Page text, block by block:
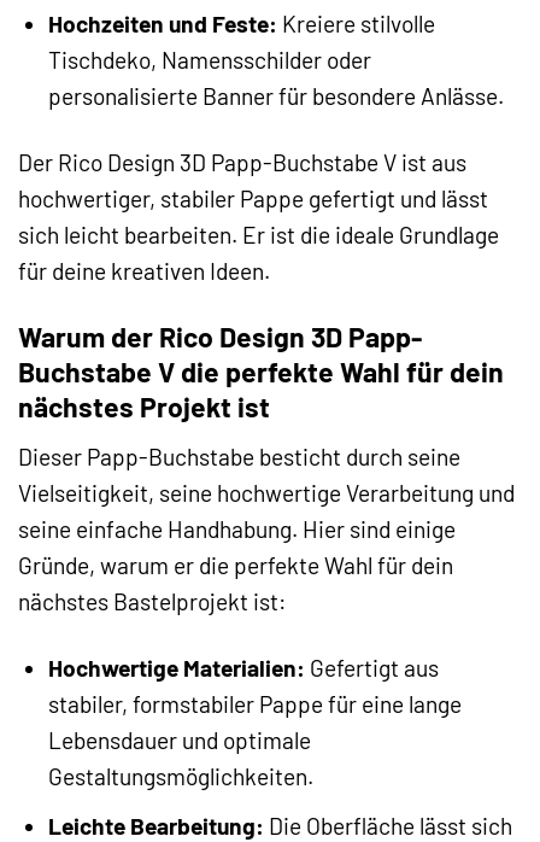
Hochzeiten und Feste: Kreiere stilvolle
Tischdeko, Namensschilder oder
personalisierte Banner für besondere Anlässe.
Der Rico Design 3D Papp-Buchstabe V ist aus
hochwertiger, stabiler Pappe gefertigt und lässt
sich leicht bearbeiten. Er ist die ideale Grundlage
für deine kreativen Ideen.
Warum der Rico Design 3D Papp-
Buchstabe V die perfekte Wahl für dein
nächstes Projekt ist
Dieser Papp-Buchstabe besticht durch seine
Vielseitigkeit, seine hochwertige Verarbeitung und
seine einfache Handhabung. Hier sind einige
Gründe, warum er die perfekte Wahl für dein
nächstes Bastelprojekt ist:
Hochwertige Materialien: Gefertigt aus
stabiler, formstabiler Pappe für eine lange
Lebensdauer und optimale
Gestaltungsmöglichkeiten.
Leichte Bearbeitung: Die Oberfläche lässt sich